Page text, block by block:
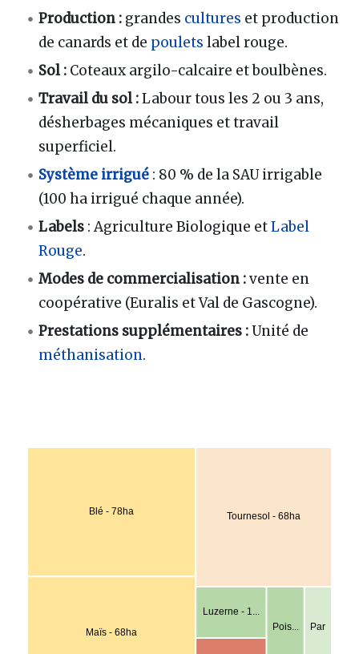
Production : grandes cultures et production
de canards et de poulets label rouge.
Sol : Coteaux argilo-calcaire et boulbènes.
Travail du sol :Labour tous les 2 ou 3 ans,
désherbages mécaniques et travail
superficiel.
Système irrigué : 80 % de la SAU irrigable
(100 ha irrigué chaque année).
Labels : Agriculture Biologique etLabel
Rouge.
Modes de commercialisation :vente en
coopérative (Euralis et Val de Gascogne).
Prestations supplémentaires :Unité de
méthanisation.